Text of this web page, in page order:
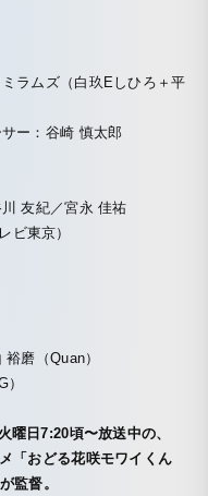
ラムズ（白玖Eしひろ＋平
ー：谷崎 慎太郎
友紀／宮永 佳祐
ビ東京）
磨（Quan）
曜日7:20頃〜放送中の、
「おどる花咲モワイくん
監督。